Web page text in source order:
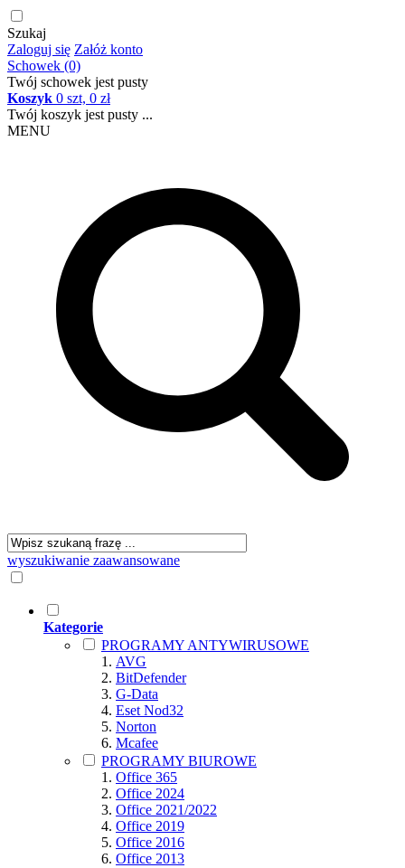
Szukaj
Zaloguj się Załóż konto
Schowek (0)
Twój schowek jest pusty
Koszyk 0 szt, 0 zł
Twój koszyk jest pusty ...
MENU
wyszukiwanie zaawansowane
Kategorie
PROGRAMY ANTYWIRUSOWE
AVG
BitDefender
G-Data
Eset Nod32
Norton
Mcafee
PROGRAMY BIUROWE
Office 365
Office 2024
Office 2021/2022
Office 2019
Office 2016
Office 2013